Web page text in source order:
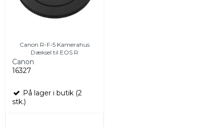
Canon R-F-5 Kamerahus
Dæksel til EOS R
Canon
16327
På lager i butik (2
stk.)